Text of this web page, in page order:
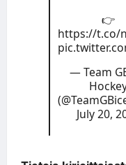
👉
https://t.co/
— Team
July 20,